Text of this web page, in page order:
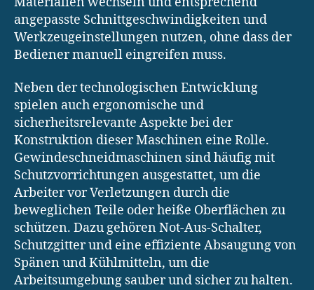
angepasste Schnittgeschwindigkeiten und
Werkzeugeinstellungen nutzen, ohne dass der
Bediener manuell eingreifen muss.
Neben der technologischen Entwicklung
spielen auch ergonomische und
sicherheitsrelevante Aspekte bei der
Konstruktion dieser Maschinen eine Rolle.
Gewindeschneidmaschinen sind häufig mit
Schutzvorrichtungen ausgestattet, um die
Arbeiter vor Verletzungen durch die
beweglichen Teile oder heiße Oberflächen zu
schützen. Dazu gehören Not-Aus-Schalter,
Schutzgitter und eine effiziente Absaugung von
Spänen und Kühlmitteln, um die
Arbeitsumgebung sauber und sicher zu halten.